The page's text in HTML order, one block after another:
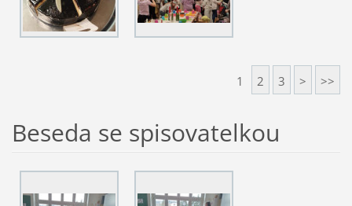
1 2 3 > >>
Beseda se spisovatelkou